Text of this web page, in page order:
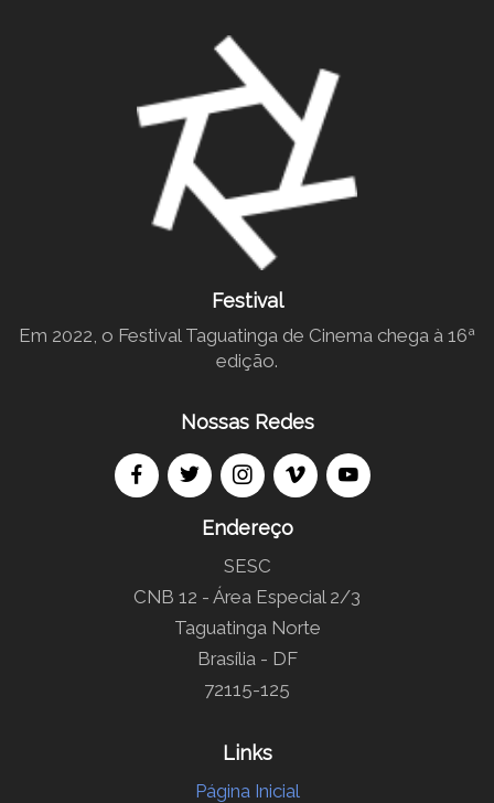
Festival
Em 2022, o Festival Taguatinga de Cinema chega à 16ª
edição.
Nossas Redes
Endereço
SESC
CNB 12 - Área Especial 2/3
Taguatinga Norte
Brasília - DF
72115-125
Links
Página Inicial